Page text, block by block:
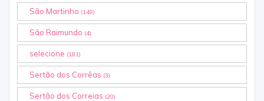
São Martinho (149)
São Raimundo (4)
selecione (181)
Sertão dos Corrêas (3)
Sertão dos Correias (20)